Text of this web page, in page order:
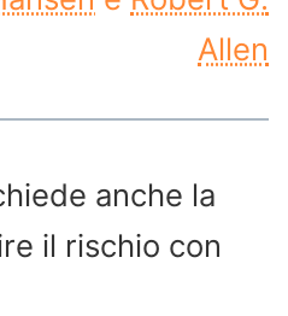
Allen
anche la
il rischio con